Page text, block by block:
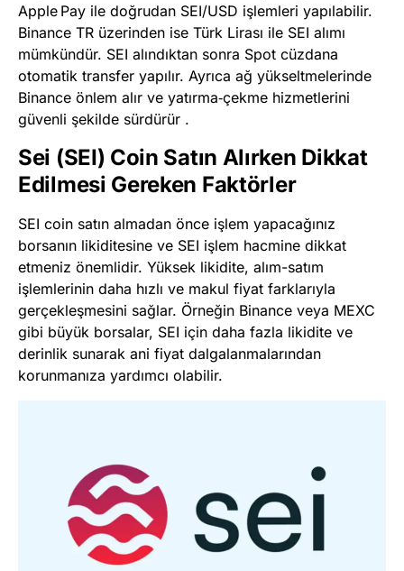
Apple Pay ile doğrudan SEI/USD işlemleri yapılabilir.
Binance TR üzerinden ise Türk Lirası ile SEI alımı
mümkündür. SEI alındıktan sonra Spot cüzdana
otomatik transfer yapılır. Ayrıca ağ yükseltmelerinde
Binance önlem alır ve yatırma‑çekme hizmetlerini
güvenli şekilde sürdürür .
Sei (SEI) Coin Satın Alırken Dikkat
Edilmesi Gereken Faktörler
SEI coin satın almadan önce işlem yapacağınız
borsanın likiditesine ve SEI işlem hacmine dikkat
etmeniz önemlidir. Yüksek likidite, alım-satım
işlemlerinin daha hızlı ve makul fiyat farklarıyla
gerçekleşmesini sağlar. Örneğin Binance veya MEXC
gibi büyük borsalar, SEI için daha fazla likidite ve
derinlik sunarak ani fiyat dalgalanmalarından
korunmanıza yardımcı olabilir.